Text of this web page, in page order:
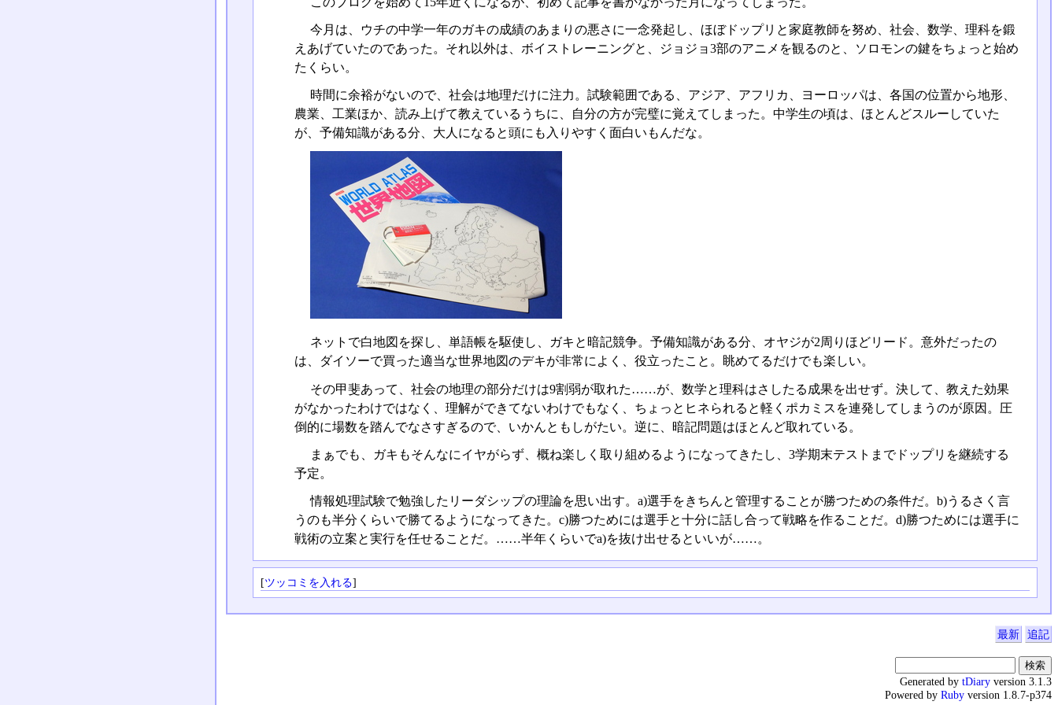
今月は、ウチの中学一年のガキの成績のあまりの悪さに一念発起し、ほぼドップリと家庭教師を努め、社会、数学、理科を鍛
えあげていたのであった。それ以外は、ボイストレーニングと、ジョジョ3部のアニメを観るのと、ソロモンの鍵をちょっと始め
たくらい。
時間に余裕がないので、社会は地理だけに注力。試験範囲である、アジア、アフリカ、ヨーロッパは、各国の位置から地形、
農業、工業ほか、読み上げて教えているうちに、自分の方が完璧に覚えてしまった。中学生の頃は、ほとんどスルーしていた
が、予備知識がある分、大人になると頭にも入りやすく面白いもんだな。
ネットで白地図を探し、単語帳を駆使し、ガキと暗記競争。予備知識がある分、オヤジが2周りほどリード。意外だったの
は、ダイソーで買った適当な世界地図のデキが非常によく、役立ったこと。眺めてるだけでも楽しい。
その甲斐あって、社会の地理の部分だけは9割弱が取れた……が、数学と理科はさしたる成果を出せず。決して、教えた効果
がなかったわけではなく、理解ができてないわけでもなく、ちょっとヒネられると軽くポカミスを連発してしまうのが原因。圧
倒的に場数を踏んでなさすぎるので、いかんともしがたい。逆に、暗記問題はほとんど取れている。
まぁでも、ガキもそんなにイヤがらず、概ね楽しく取り組めるようになってきたし、3学期末テストまでドップリを継続する
予定。
情報処理試験で勉強したリーダシップの理論を思い出す。a)選手をきちんと管理することが勝つための条件だ。b)うるさく言
うのも半分くらいで勝てるようになってきた。c)勝つためには選手と十分に話し合って戦略を作ることだ。d)勝つためには選手に
戦術の立案と実行を任せることだ。……半年くらいでa)を抜け出せるといいが……。
[ツッコミを入れる]
最新 追記
Generated by tDiary version 3.1.3
Powered by Ruby version 1.8.7-p374